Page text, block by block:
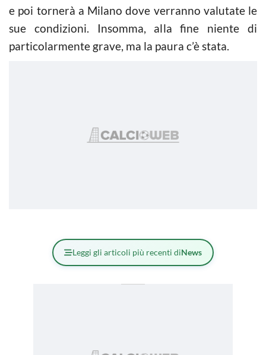
e poi tornerà a Milano dove verranno valutate le
sue condizioni. Insomma, alla fine niente di
particolarmente grave, ma la paura c’è stata.
Leggi gli articoli più recenti diNews